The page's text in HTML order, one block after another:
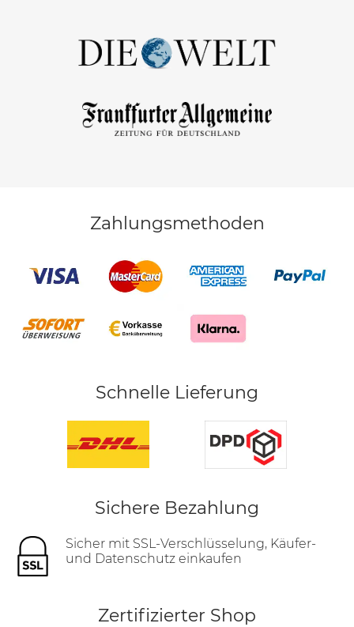
Zahlungsmethoden
Schnelle Lieferung
Sichere Bezahlung
Sicher mit SSL-Verschlüsselung, Käufer-
und Datenschutz einkaufen
Zertifizierter Shop